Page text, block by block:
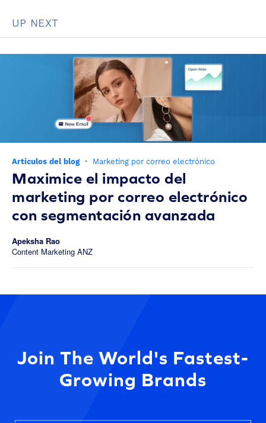
UP NEXT
Artículos del blog · Marketing por correo electrónico
Maximice el impacto del
marketing por correo electrónico
con segmentación avanzada
Apeksha Rao
Content Marketing ANZ
Join The World's Fastest-
Growing Brands